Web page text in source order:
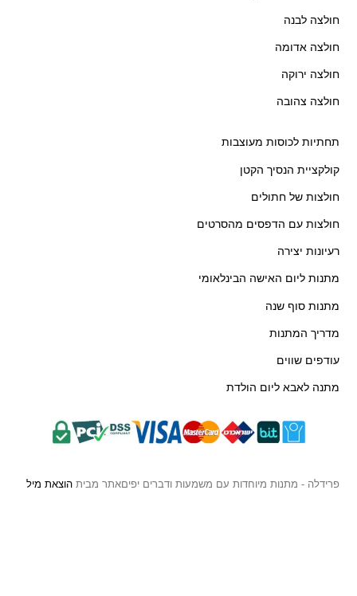
חולצה לבנה
חולצה אדומה
חולצה ירוקה
חולצה צהובה
תחתיות לכוסות מעוצבות
קולקציית הנסיך הקטן
חולצות של חתולים
חולצות עם הדפסים מהסרטים
רעיונות יצירה
מתנות ליום האישה הבינלאומי
מתנות סוף שנה
מדריך המתנות
עודפים שווים
מתנה לאבא ליום הולדת
פרידלה - מתנות מיוחדות עם משמעות ודברים יפיםאתר מביתהוצאת מיל